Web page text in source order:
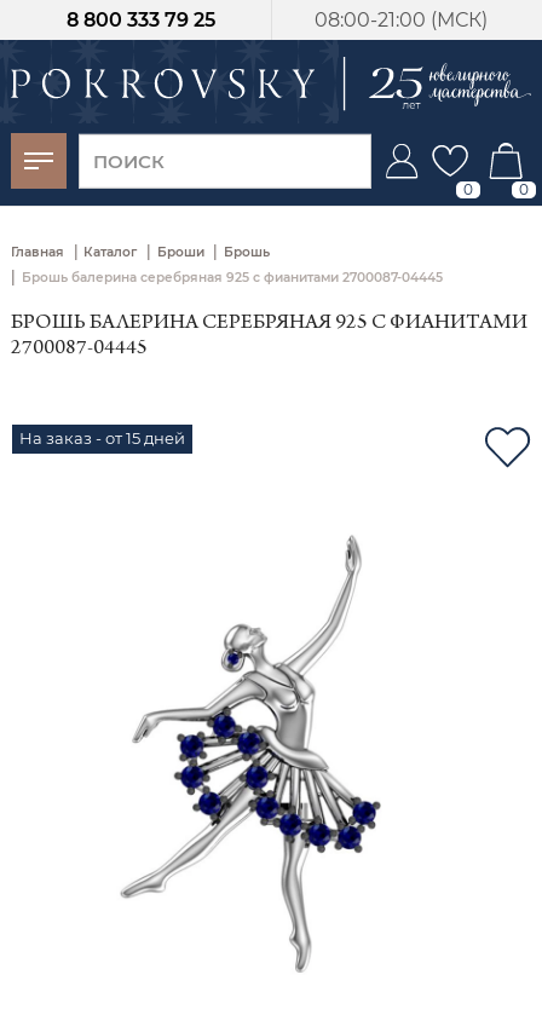
08:00-21:00 (МСК)
8 800 333 79 25
0 0
Главная | Каталог | Броши | Брошь
| Брошь балерина серебряная 925 с фианитами 2700087-04445
БРОШЬ БАЛЕРИНА СЕРЕБРЯНАЯ 925 С ФИАНИТАМИ
2700087-04445
На заказ - от 15 дней
-30%
от 15 дней с
момента оплаты